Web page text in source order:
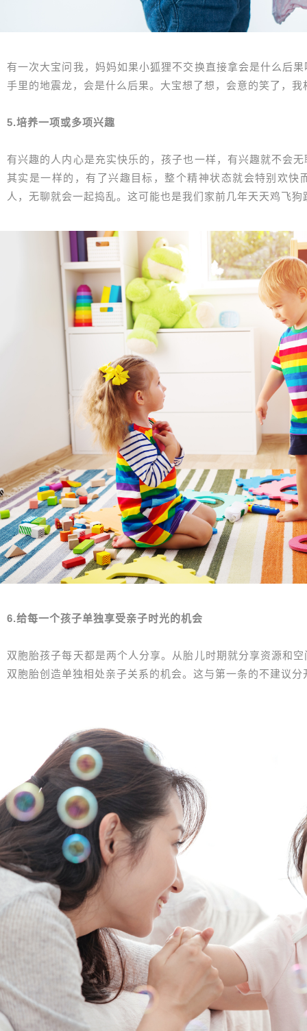
有一次大宝问我，妈妈如果小狐狸不交换直接拿会是什么后
手里的地震龙，会是什么后果。大宝想了想，会意的笑了，
5.培养一项或多项兴趣
有兴趣的人内心是充实快乐的，孩子也一样，有兴趣就不会
其实是一样的，有了兴趣目标，整个精神状态就会特别欢快
人，无聊就会一起捣乱。这可能也是我们家前几年天天鸡飞
6.给每一个孩子单独享受亲子时光的机会
双胞胎孩子每天都是两个人分享。从胎儿时期就分享资源和
双胞胎创造单独相处亲子关系的机会。这与第一条的不建议